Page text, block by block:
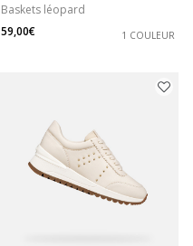
Baskets léopard
59,00€
1 COULEUR